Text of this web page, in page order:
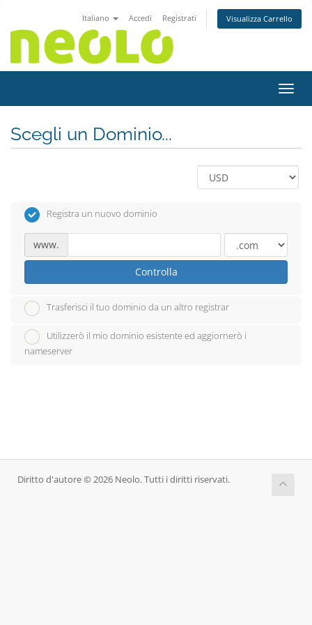
Italiano Accedi Registrati Visualizza Carrello
Scegli un Dominio...
Registra un nuovo dominio
www.
Controlla
Trasferisci il tuo dominio da un altro registrar
Utilizzerò il mio dominio esistente ed aggiornerò i
nameserver
Diritto d'autore © 2026 Neolo. Tutti i diritti riservati.